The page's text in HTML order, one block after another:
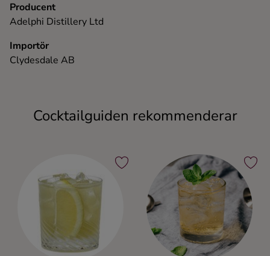
Producent
Adelphi Distillery Ltd
Importör
Clydesdale AB
Cocktailguiden rekommenderar